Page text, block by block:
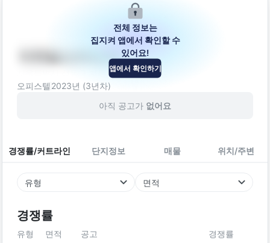
더위일스카이70
서울특별시 성동구 자동차시장1길 31
오피스텔 2023년 (3년차)
아직 공고가 없어요
경쟁률/커트라인 단지정보 매물 위치/주변
유형 면적
경쟁률
전체 정보는
집지켜 앱에서 확인할 수
있어요!
앱에서 확인하기
유형 면적 공고 경쟁률